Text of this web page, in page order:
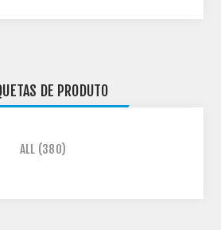
DE PRODUTO
ALL (380)